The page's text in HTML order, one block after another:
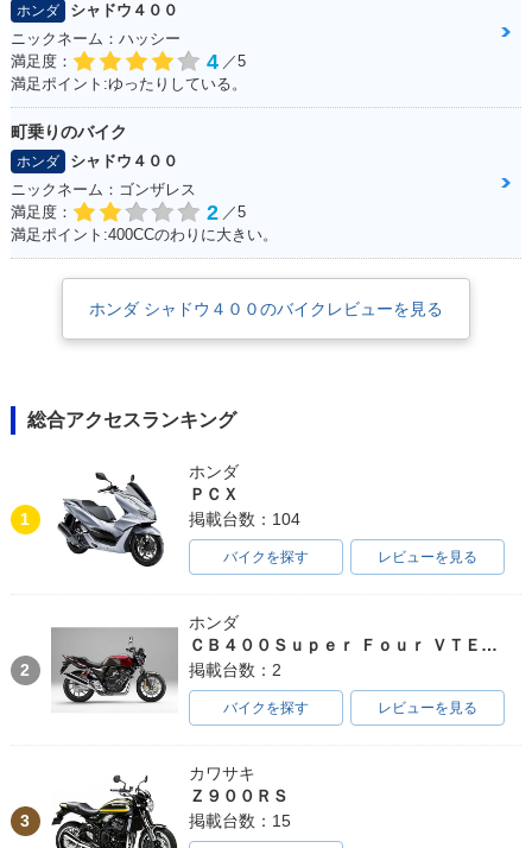
1997年 Shadow 40
0・新登場
ホンダ
シャドウ４００
ニックネーム：ハッシー
満足度：
4 ／5
満足ポイント:ゆったりしている。
町乗りのバイク
ホンダ
シャドウ４００
ニックネーム：ゴンザレス
満足度：
2 ／5
満足ポイント:400CCのわりに大きい。
ホンダ シャドウ４００のバイクレビューを見る
総合アクセスランキング
1
ホンダ
ＰＣＸ
掲載台数：104
バイクを探す レビューを見る
2
ホンダ
ＣＢ４００Ｓｕｐｅｒ Ｆｏｕｒ ＶＴＥＣ ＳＰＥＣ３
掲載台数：2
バイクを探す レビューを見る
3
カワサキ
Ｚ９００ＲＳ
掲載台数：15